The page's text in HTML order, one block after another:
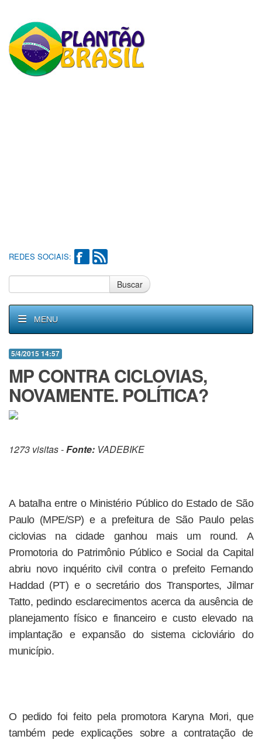
REDES SOCIAIS:
Buscar
MENU
5/4/2015 14:57
MP CONTRA CICLOVIAS,
NOVAMENTE. POLÍTICA?
1273 visitas -Fonte: VADEBIKE
A batalha entre o Ministério Público do Estado de São
Paulo (MPE/SP) e a prefeitura de São Paulo pelas
ciclovias na cidade ganhou mais um round. A
Promotoria do Patrimônio Público e Social da Capital
abriu novo inquérito civil contra o prefeito Fernando
Haddad (PT) e o secretário dos Transportes, Jilmar
Tatto, pedindo esclarecimentos acerca da ausência de
planejamento físico e financeiro e custo elevado na
implantação e expansão do sistema cicloviário do
município.
O pedido foi feito pela promotora Karyna Mori, que
também pede explicações sobre a contratação de